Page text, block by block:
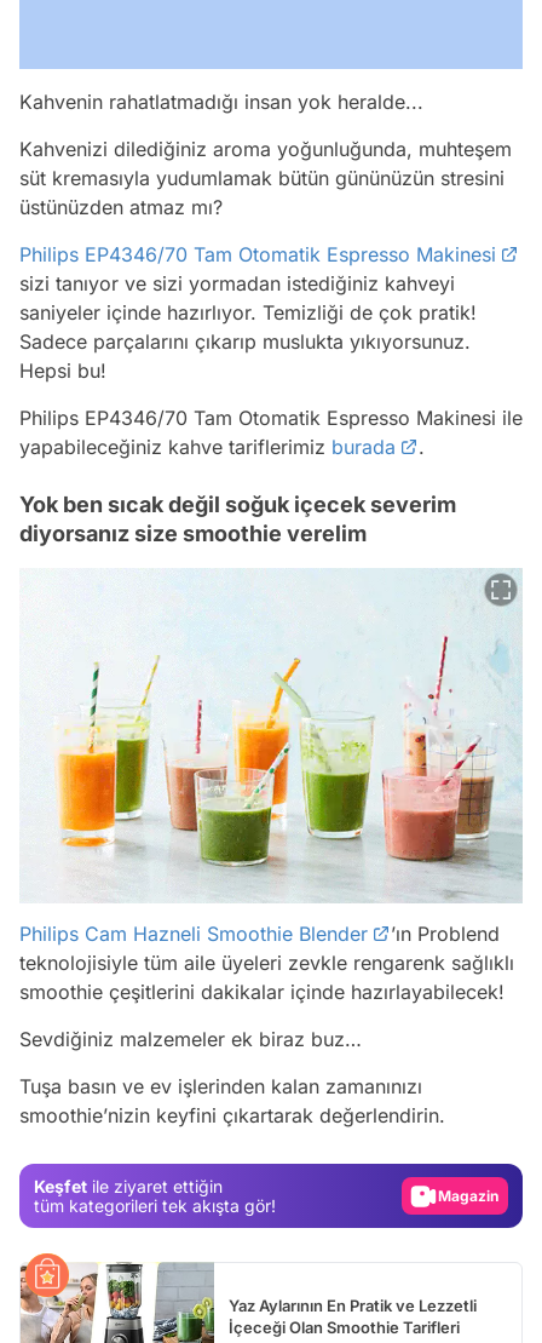
Kahvenin rahatlatmadığı insan yok heralde...
Kahvenizi dilediğiniz aroma yoğunluğunda, muhteşem
süt kremasıyla yudumlamak bütün gününüzün stresini
üstünüzden atmaz mı?
Philips EP4346/70 Tam Otomatik Espresso Makinesi
sizi tanıyor ve sizi yormadan istediğiniz kahveyi
saniyeler içinde hazırlıyor. Temizliği de çok pratik!
Sadece parçalarını çıkarıp muslukta yıkıyorsunuz.
Hepsi bu!
Philips EP4346/70 Tam Otomatik Espresso Makinesi ile
yapabileceğiniz kahve tariflerimiz burada .
Yok ben sıcak değil soğuk içecek severim
diyorsanız size smoothie verelim
Philips Cam Hazneli Smoothie Blender
’ın Problend
teknolojisiyle tüm aile üyeleri zevkle rengarenk sağlıklı
smoothie çeşitlerini dakikalar içinde hazırlayabilecek!
Sevdiğiniz malzemeler ek biraz buz…
Tuşa basın ve ev işlerinden kalan zamanınızı
smoothie’nizin keyfini çıkartarak değerlendirin.
Keşfet ile ziyaret ettiğin
tüm kategorileri tek akışta gör!
Video
Yaz Aylarının En Pratik ve Lezzetli
İçeceği Olan Smoothie Tarifleri